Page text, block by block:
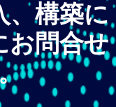
、構築に
お問合せ